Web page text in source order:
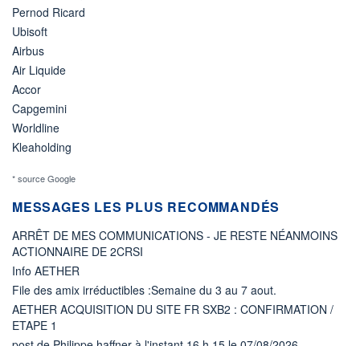
Pernod Ricard
Ubisoft
Airbus
Air Liquide
Accor
Capgemini
Worldline
Kleaholding
* source Google
MESSAGES LES PLUS RECOMMANDÉS
ARRÊT DE MES COMMUNICATIONS - JE RESTE NÉANMOINS
ACTIONNAIRE DE 2CRSI
Info AETHER
File des amix irréductibles :Semaine du 3 au 7 aout.
AETHER ACQUISITION DU SITE FR SXB2 : CONFIRMATION /
ETAPE 1